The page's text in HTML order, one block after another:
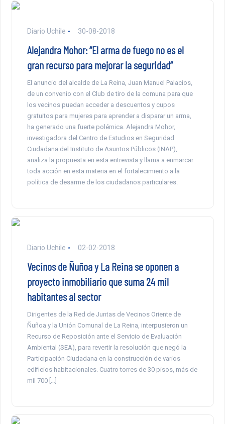
Diario Uchile 30-08-2018
Alejandra Mohor: “El arma de fuego no es el
gran recurso para mejorar la seguridad”
El anuncio del alcalde de La Reina, Juan Manuel Palacios,
de un convenio con el Club de tiro de la comuna para que
los vecinos puedan acceder a descuentos y cupos
gratuitos para mujeres para aprender a disparar un arma,
ha generado una fuerte polémica. Alejandra Mohor,
investigadora del Centro de Estudios en Seguridad
Ciudadana del Instituto de Asuntos Públicos (INAP),
analiza la propuesta en esta entrevista y llama a enmarcar
toda acción en esta materia en el fortalecimiento a la
política de desarme de los ciudadanos particulares.
Diario Uchile 02-02-2018
Vecinos de Ñuñoa y La Reina se oponen a
proyecto inmobiliario que suma 24 mil
habitantes al sector
Dirigentes de la Red de Juntas de Vecinos Oriente de
Ñuñoa y la Unión Comunal de La Reina, interpusieron un
Recurso de Reposición ante el Servicio de Evaluación
Ambiental (SEA), para revertir la resolución que negó la
Participación Ciudadana en la construcción de varios
edificios habitacionales. Cuatro torres de 30 pisos, más de
mil 700 […]